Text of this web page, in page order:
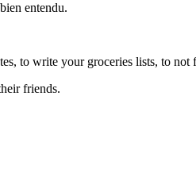
entendu.
to write your groceries lists, to not
friends.